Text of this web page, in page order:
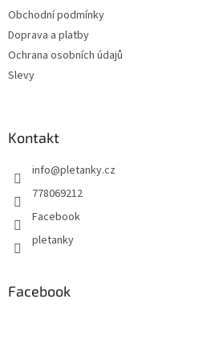
Obchodní podmínky
Doprava a platby
Ochrana osobních údajů
Slevy
Kontakt
info@pletanky.cz
778069212
Facebook
pletanky
Facebook